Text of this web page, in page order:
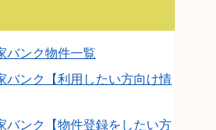
バンク物件一覧
バンク【利用したい方向け情
バンク【物件登録をしたい方